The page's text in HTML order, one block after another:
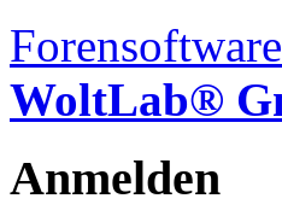
WoltLab®
Anmelden